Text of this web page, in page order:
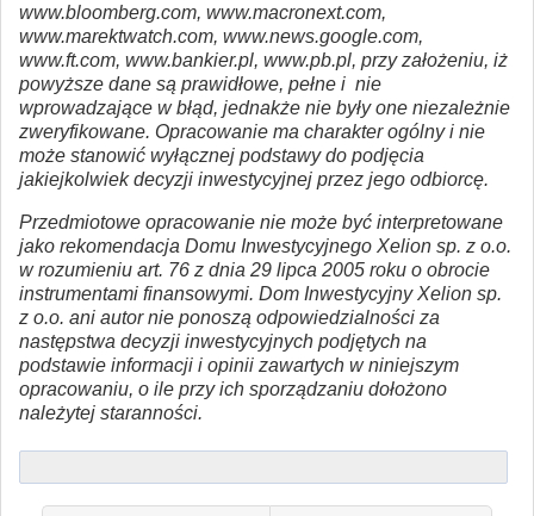
www.bloomberg.com, www.macronext.com,
www.marektwatch.com, www.news.google.com,
www.ft.com, www.bankier.pl, www.pb.pl, przy założeniu, iż
powyższe dane są prawidłowe, pełne i nie
wprowadzające w błąd, jednakże nie były one niezależnie
zweryfikowane. Opracowanie ma charakter ogólny i nie
może stanowić wyłącznej podstawy do podjęcia
jakiejkolwiek decyzji inwestycyjnej przez jego odbiorcę.
Przedmiotowe opracowanie nie może być interpretowane
jako rekomendacja Domu Inwestycyjnego Xelion sp. z o.o.
w rozumieniu art. 76 z dnia 29 lipca 2005 roku o obrocie
instrumentami finansowymi. Dom Inwestycyjny Xelion sp.
z o.o. ani autor nie ponoszą odpowiedzialności za
następstwa decyzji inwestycyjnych podjętych na
podstawie informacji i opinii zawartych w niniejszym
opracowaniu, o ile przy ich sporządzaniu dołożono
należytej staranności.